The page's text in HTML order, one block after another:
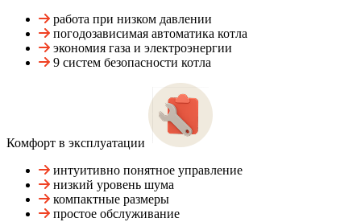
работа при низком давлении
погодозависимая автоматика котла
экономия газа и электроэнергии
9 систем безопасности котла
Комфорт в эксплуатации
интуитивно понятное управление
низкий уровень шума
компактные размеры
простое обслуживание